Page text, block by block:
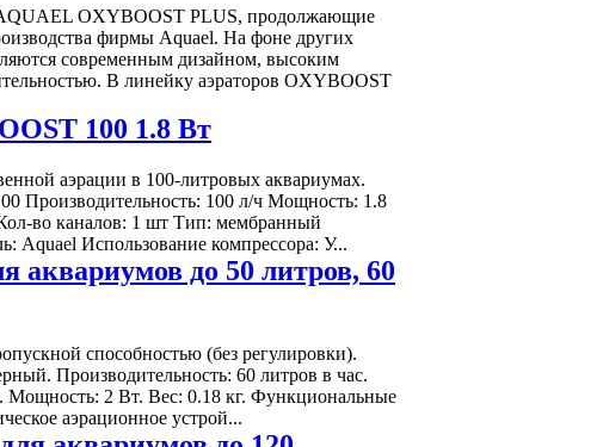
OXYBOOST PLUS, продолжающие
фирмы Aquael. На фоне других
современным дизайном, высоким
В линейку аэраторов OXYBOOST
100 1.8 Вт
аэрации в 100-литровых аквариумах.
Производительность: 100 л/ч Мощность: 1.8
во каналов: 1 шт Тип: мембранный
Aquael Использование компрессора: У...
аквариумов до 50 литров, 60
способностью (без регулировки).
Производительность: 60 литров в час.
Мощность: 2 Вт. Вес: 0.18 кг. Функциональные
аэрационное устрой...